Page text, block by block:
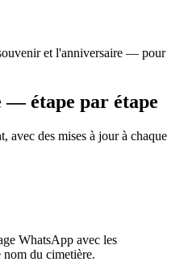
et l'anniversaire — pour
— étape par étape
avec des mises à jour à chaque
WhatsApp avec les
du cimetière.